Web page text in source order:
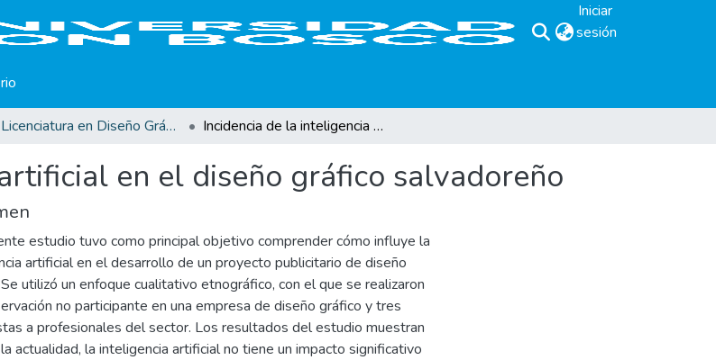
Iniciar
sesión
Licenciatura en Diseño Gráfico Incidencia de la inteligencia artificial en el diseño gráfico salvadoreño
en el diseño gráfico salvadoreño
estudio tuvo como principal objetivo comprender cómo influye la
artificial en el desarrollo de un proyecto publicitario de diseño
utilizó un enfoque cualitativo etnográfico, con el que se realizaron
no participante en una empresa de diseño gráfico y tres
a profesionales del sector. Los resultados del estudio muestran
actualidad, la inteligencia artificial no tiene un impacto significativo